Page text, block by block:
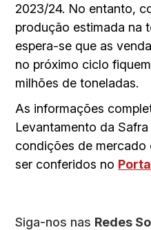
2023/24. No entanto,
produção estimada na
espera-se que as
no próximo ciclo
milhões de toneladas.
As informações
Levantamento da
condições de
ser conferidos no
Siga-nos nas Redes